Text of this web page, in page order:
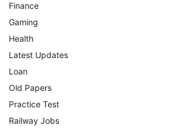
Finance
Gaming
Health
Latest Updates
Loan
Old Papers
Practice Test
Railway Jobs